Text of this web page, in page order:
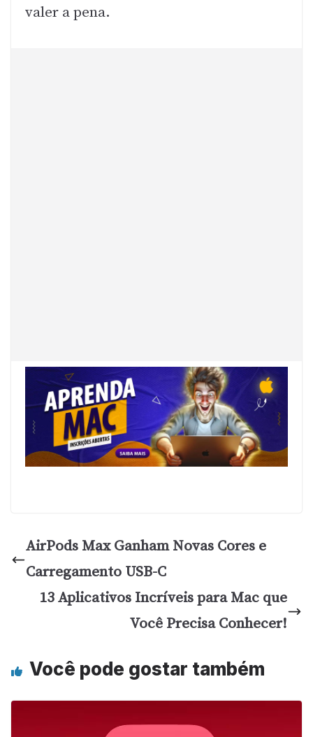
valer a pena.
AirPods Max Ganham Novas Cores e
Carregamento USB-C
13 Aplicativos Incríveis para Mac que
Você Precisa Conhecer!
Você pode gostar também